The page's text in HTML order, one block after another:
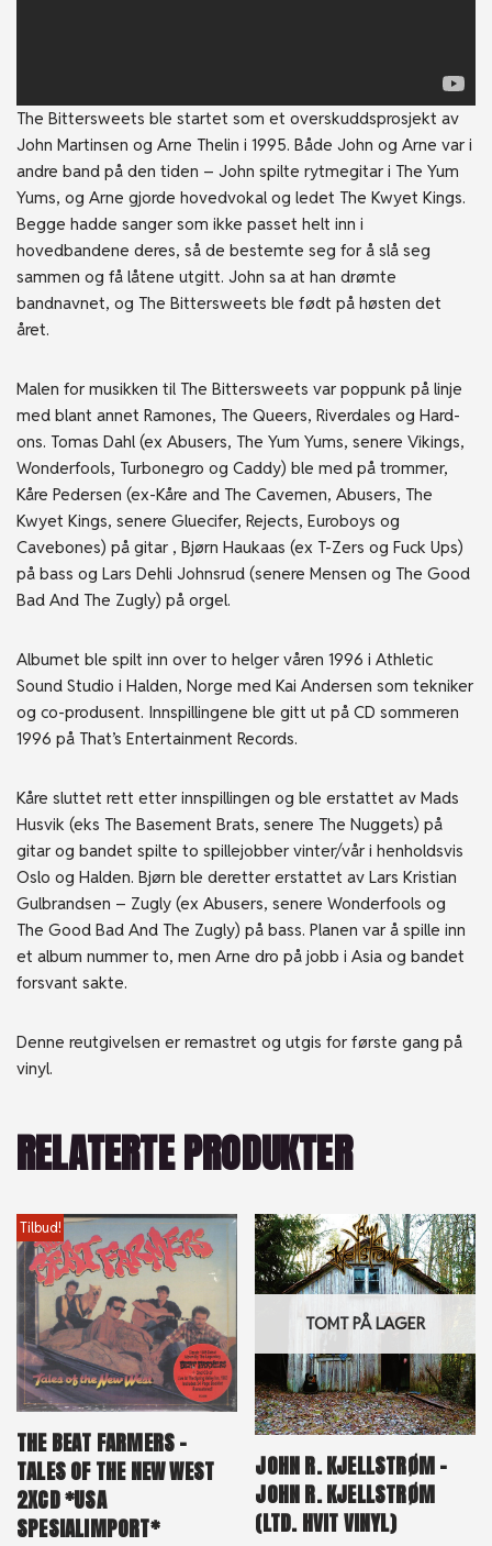
The Bittersweets ble startet som et overskuddsprosjekt av
John Martinsen og Arne Thelin i 1995. Både John og Arne var i
andre band på den tiden – John spilte rytmegitar i The Yum
Yums, og Arne gjorde hovedvokal og ledet The Kwyet Kings.
Begge hadde sanger som ikke passet helt inn i
hovedbandene deres, så de bestemte seg for å slå seg
sammen og få låtene utgitt. John sa at han drømte
bandnavnet, og The Bittersweets ble født på høsten det
året.
Malen for musikken til The Bittersweets var poppunk på linje
med blant annet Ramones, The Queers, Riverdales og Hard-
ons. Tomas Dahl (ex Abusers, The Yum Yums, senere Vikings,
Wonderfools, Turbonegro og Caddy) ble med på trommer,
Kåre Pedersen (ex-Kåre and The Cavemen, Abusers, The
Kwyet Kings, senere Gluecifer, Rejects, Euroboys og
Cavebones) på gitar , Bjørn Haukaas (ex T-Zers og Fuck Ups)
på bass og Lars Dehli Johnsrud (senere Mensen og The Good
Bad And The Zugly) på orgel.
Albumet ble spilt inn over to helger våren 1996 i Athletic
Sound Studio i Halden, Norge med Kai Andersen som tekniker
og co-produsent. Innspillingene ble gitt ut på CD sommeren
1996 på That’s Entertainment Records.
Kåre sluttet rett etter innspillingen og ble erstattet av Mads
Husvik (eks The Basement Brats, senere The Nuggets) på
gitar og bandet spilte to spillejobber vinter/vår i henholdsvis
Oslo og Halden. Bjørn ble deretter erstattet av Lars Kristian
Gulbrandsen – Zugly (ex Abusers, senere Wonderfools og
The Good Bad And The Zugly) på bass. Planen var å spille inn
et album nummer to, men Arne dro på jobb i Asia og bandet
forsvant sakte.
Denne reutgivelsen er remastret og utgis for første gang på
vinyl.
RELATERTE PRODUKTER
Tilbud!
THE BEAT FARMERS –
TALES OF THE NEW WEST
2XCD *USA
SPESIALIMPORT*
TOMT PÅ LAGER
JOHN R. KJELLSTRØM –
JOHN R. KJELLSTRØM
(LTD. HVIT VINYL)